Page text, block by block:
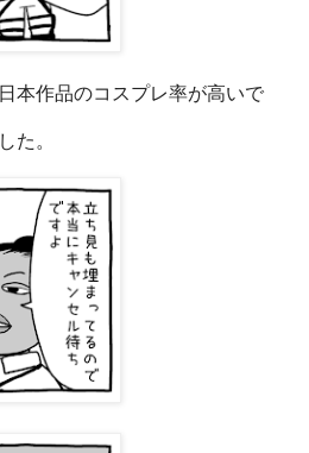
本作品のコスプレ率が高いで
た。